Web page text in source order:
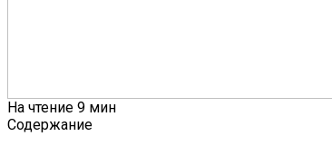
На чтение 9 мин
Содержание